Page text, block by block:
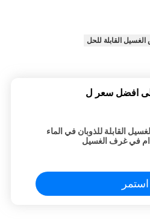
القابلة للحل
افضل سعر ل
القابلة للذوبان في الماء
في غرف الغسيل
استمر